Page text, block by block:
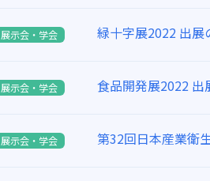
展示会・学会 緑十字展2022 出展
展示会・学会 食品開発展2022 出
展示会・学会 第32回日本産業衛